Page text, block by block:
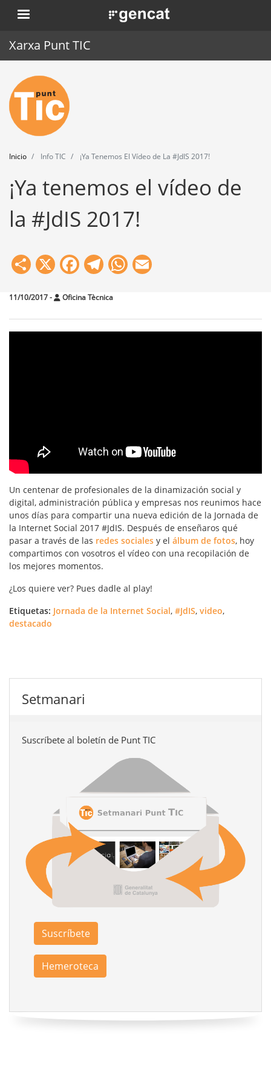
Pasar
al
. Obre en una nova finestra.
Xarxa Punt TIC
Inicio
Punt TIC
Actualidad
Agenda
Formación
Herramientas
Inicio Info TIC ¡Ya Tenemos El Vídeo de La #JdIS 2017!
¡Ya tenemos el vídeo de
la #JdIS 2017!
Share
X Facebook
Telegram
WhatsApp
11/10/2017- Oficina Tècnica
Un centenar de profesionales de la dinamización social y
digital, administración pública y empresas nos reunimos hace
unos días para compartir una nueva edición de la Jornada de
la Internet Social 2017 #JdIS. Después de enseñaros qué
pasar a través de las redes sociales y el álbum de fotos, hoy
compartimos con vosotros el vídeo con una recopilación de
los mejores momentos.
¿Los quiere ver? Pues dadle al play!
Etiquetas: Jornada de la Internet Social, #JdIS, video,
destacado
Setmanari
Suscríbete al boletín de Punt TIC
Suscríbete
Hemeroteca